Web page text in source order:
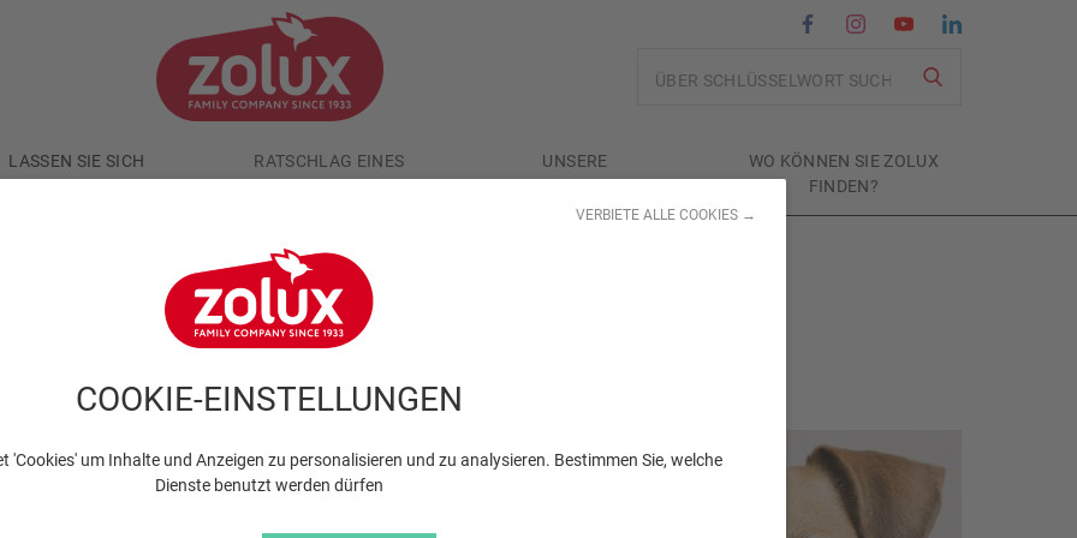
COOKIE-EINSTELLUNGEN
'Cookies' um Inhalte und Anzeigen zu personalisieren und zu analysieren. Bestimmen Sie, welche
Dienste benutzt werden dürfen
VERBIETE ALLE COOKIES →
LASSEN SIE SICH
INSPIRIEREN
RATSCHLAG EINES
PROFIS
UNSERE
VERPFLICHTUNGEN
WO KÖNNEN SIE ZOLUX
FINDEN?